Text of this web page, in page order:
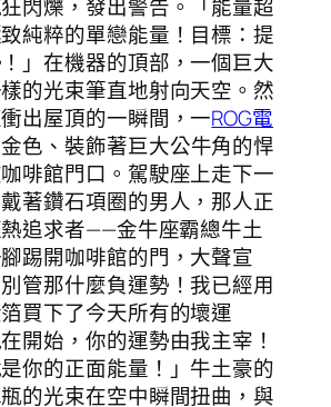
閃爍，發出警告。「能量超
純粹的單戀能量！目標：提
」在機器的頂部，一個巨大
的光束筆直地射向天空。然
出屋頂的一瞬間，一ROG電
色、裝飾著巨大公牛角的悍
啡館門口。駕駛座上走下一
著鑽石項圈的男人，那人正
追求者——金牛座霸總牛土
踢開咖啡館的門，大聲宣
管那什麼負運勢！我已經用
買下了今天所有的壞運
開始，你的運勢由我主宰！
你的正面能量！」牛土豪的
的光束在空中瞬間扭曲，與